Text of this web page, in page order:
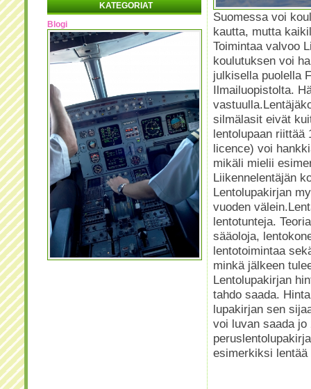
KATEGORIAT
Blogi
Suomessa voi
kautta, mutta
Toimintaa valvoo
koulutuksen voi
julkisella puolella
Ilmailuopistolta.
silmälasit eivät
lentolupaan riittää
licence) voi
mikäli mielii
Liikennelentäjän
Lentolupakirjan
vuoden
lentotunteja.
sääoloja,
lentotoimintaa
minkä jälkeen
Lentolupakirjan
tahdo saada.
lupakirjan sen
voi luvan saada jo
esimerkiksi